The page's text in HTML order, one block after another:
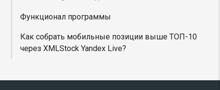
Функционал программы
Как собрать мобильные позиции выше ТОП-10
через XMLStock Yandex Live?